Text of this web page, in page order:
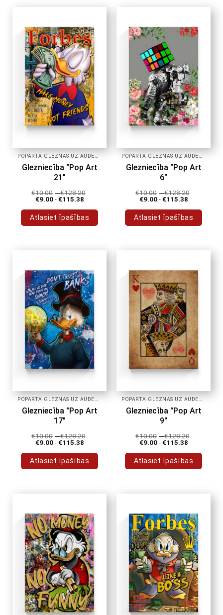
Glezniecība "Pop Art
21"
€10.00 -€128.20
€9.00-€115.38
Atlasiet īpašības
varianti.
Variantus
var
izvēlēties
produkta
lapā
Glezniecība "Pop Art
6"
€10.00 -€128.20
€9.00-€115.38
Atlasiet īpašības
varianti.
Variantus
var
izvēlēties
produkta
lapā
Glezniecība "Pop Art
17"
€10.00 -€128.20
€9.00-€115.38
Atlasiet īpašības
varianti.
Variantus
var
izvēlēties
produkta
lapā
Glezniecība "Pop Art
9"
€10.00 -€128.20
€9.00-€115.38
Atlasiet īpašības
varianti.
Variantus
var
izvēlēties
produkta
lapā